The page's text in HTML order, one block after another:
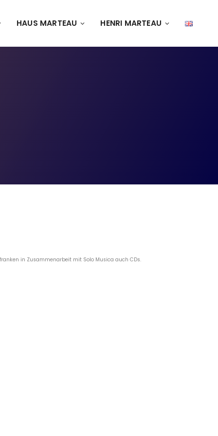
HAUS MARTEAU HENRI MARTEAU
in Zusammenarbeit mit Solo Musica auch CDs.